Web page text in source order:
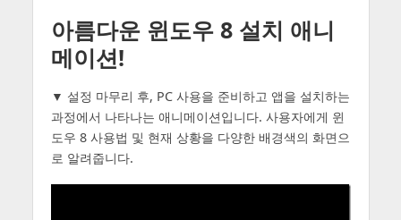
아름다운 윈도우 8 설치 애니
메이션!
▼ 설정 마무리 후, PC 사용을 준비하고 앱을 설치하는
과정에서 나타나는 애니메이션입니다. 사용자에게 윈
도우 8 사용법 및 현재 상황을 다양한 배경색의 화면으
로 알려줍니다.